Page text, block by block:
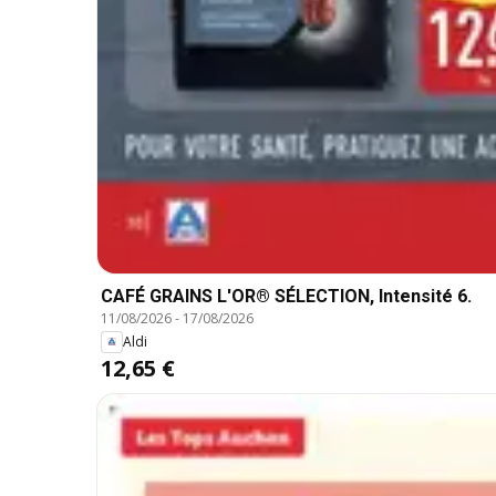
CAFÉ GRAINS L'OR® SÉLECTION, Intensité 6.
11/08/2026- 17/08/2026
Aldi
12,65 €